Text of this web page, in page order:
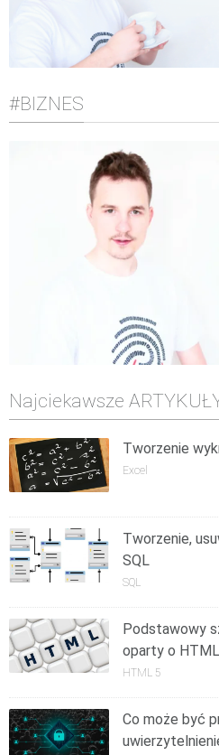
#BIZNES
Najciekawsze
Tworzenie
Excel
Tworzenie,
SQL
SQL
Podstawowy
oparty o
HTML 5
Co może być